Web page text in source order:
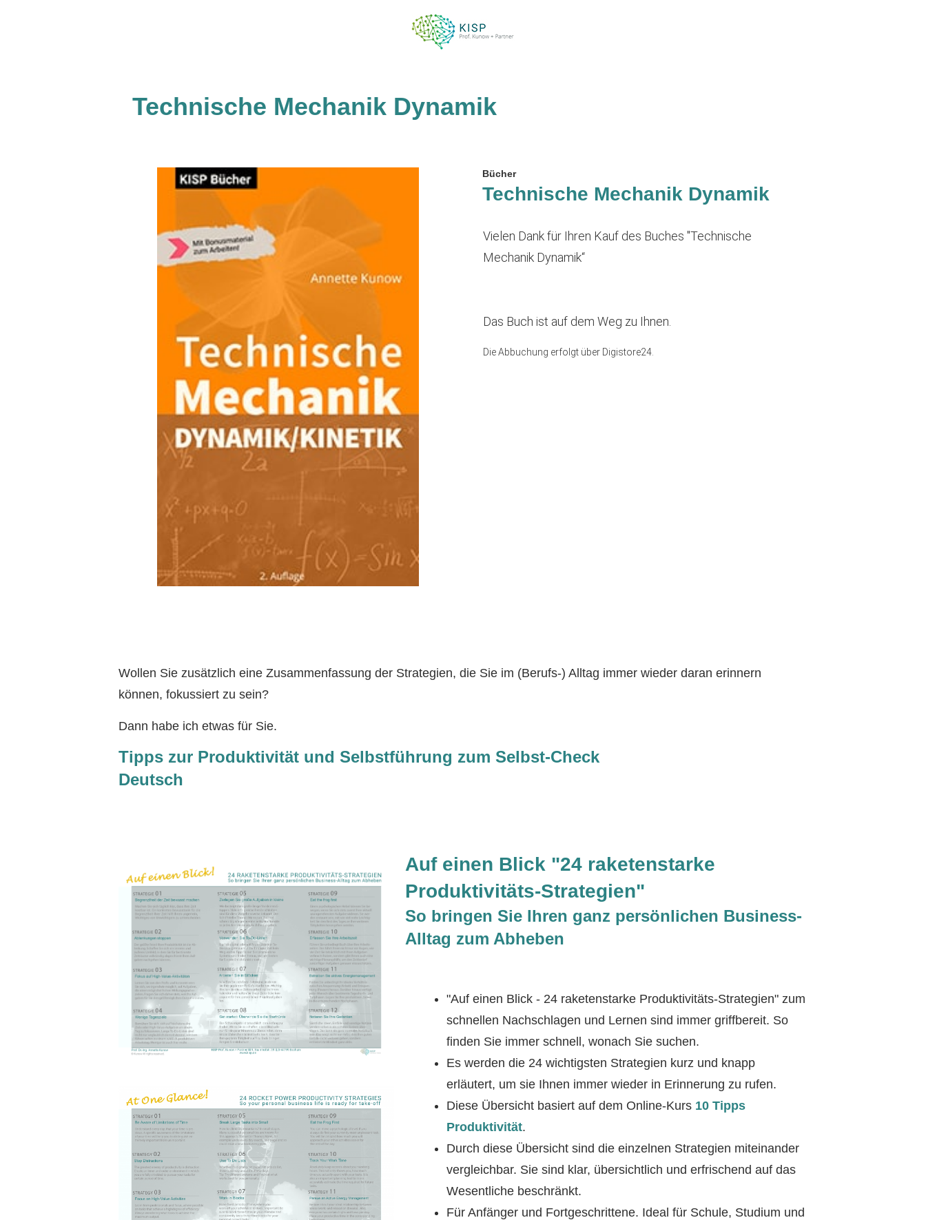
Technische Mechanik Dynamik
Bücher
Technische Mechanik Dynamik
Vielen Dank für Ihren Kauf des Buches "Technische
Mechanik Dynamik“
Das Buch ist auf dem Weg zu Ihnen.
Die Abbuchung erfolgt über Digistore24.
Wollen Sie zusätzlich eine Zusammenfassung der Strategien, die Sie im (Berufs-) Alltag immer wieder daran erinnern
können, fokussiert zu sein?
Dann habe ich etwas für Sie.
Tipps zur Produktivität und Selbstführung zum Selbst-Check
Deutsch
Auf einen Blick "24 raketenstarke
Produktivitäts-Strategien"
So bringen Sie Ihren ganz persönlichen Business-
Alltag zum Abheben
"Auf einen Blick - 24 raketenstarke Produktivitäts-Strategien" zum
schnellen Nachschlagen und Lernen sind immer griffbereit. So
finden Sie immer schnell, wonach Sie suchen.
Es werden die 24 wichtigsten Strategien kurz und knapp
erläutert, um sie Ihnen immer wieder in Erinnerung zu rufen.
Diese Übersicht basiert auf dem Online-Kurs 10 Tipps
Produktivität.
Durch diese Übersicht sind die einzelnen Strategien miteinander
vergleichbar. Sie sind klar, übersichtlich und erfrischend auf das
Wesentliche beschränkt.
Für Anfänger und Fortgeschrittene. Ideal für Schule, Studium und